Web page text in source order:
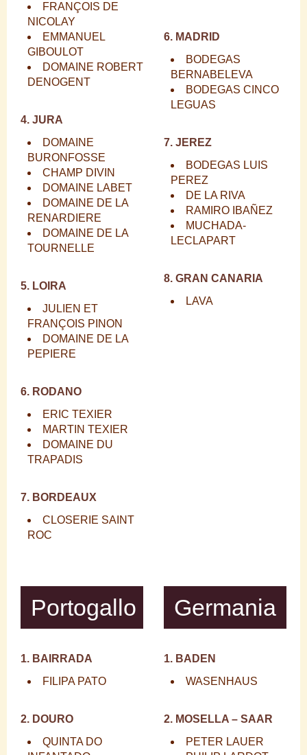
FRANÇOIS DE
NICOLAY
EMMANUEL
GIBOULOT
DOMAINE ROBERT
DENOGENT
4. JURA
DOMAINE
BURONFOSSE
CHAMP DIVIN
DOMAINE LABET
DOMAINE DE LA
RENARDIERE
DOMAINE DE LA
TOURNELLE
5. LOIRA
JULIEN ET
FRANÇOIS PINON
DOMAINE DE LA
PEPIERE
6. RODANO
ERIC TEXIER
MARTIN TEXIER
DOMAINE DU
TRAPADIS
7. BORDEAUX
CLOSERIE SAINT
ROC
6. MADRID
BODEGAS
BERNABELEVA
BODEGAS CINCO
LEGUAS
7. JEREZ
BODEGAS LUIS
PEREZ
DE LA RIVA
RAMIRO IBAÑEZ
MUCHADA-
LECLAPART
8. GRAN CANARIA
LAVA
Portogallo
1. BAIRRADA
FILIPA PATO
2. DOURO
QUINTA DO
Germania
1. BADEN
WASENHAUS
2. MOSELLA – SAAR
PETER LAUER